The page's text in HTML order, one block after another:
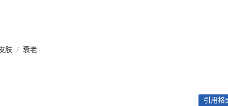
肤 / 衰老
引用格